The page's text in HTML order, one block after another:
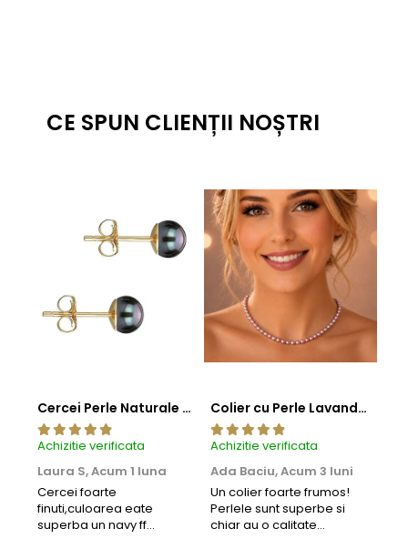
CE SPUN CLIENȚII NOȘTRI
Cercei Perle Naturale Negre 5-6 mm, Buton AAA, Aur 14K (aur 585), Tip Șurub | KASKADDA®
Achizitie verificata
Laura S,Acum 1 luna
Cercei foarte
finuti,culoarea eate
superba un navy ff
Colier cu Perle Lavanda la Baza Gatului, de 4-5 mm, Perle Rare, Calitate AAA+, Aur 14K | KASKADDA®
Achizitie verificata
Ada Baciu,Acum 3 luni
Un colier foarte frumos!
Perlele sunt superbe si
chiar au o calitate